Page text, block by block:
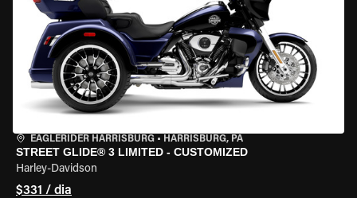
EAGLERIDER HARRISBURG • HARRISBURG, PA
STREET GLIDE® 3 LIMITED - CUSTOMIZED
Harley-Davidson
$331 / dia